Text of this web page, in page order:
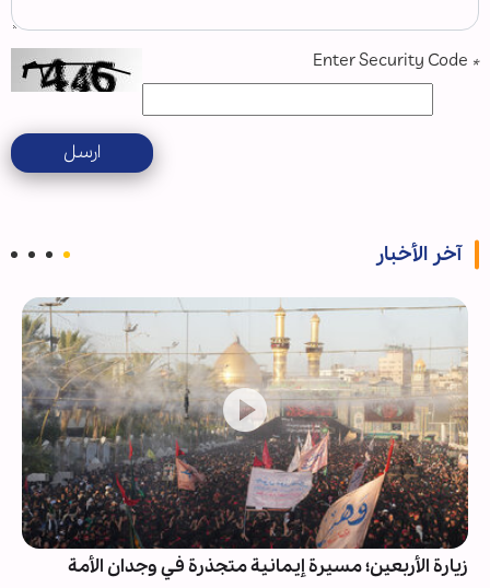
*
ارسل
آخر الأخبار
زيارة الأربعين؛ مسيرة إيمانية متجذرة في وجدان الأمة